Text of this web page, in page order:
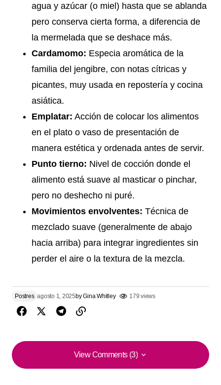
agua y azúcar (o miel) hasta que se ablanda
pero conserva cierta forma, a diferencia de
la mermelada que se deshace más.
Cardamomo: Especia aromática de la
familia del jengibre, con notas cítricas y
picantes, muy usada en repostería y cocina
asiática.
Emplatar: Acción de colocar los alimentos
en el plato o vaso de presentación de
manera estética y ordenada antes de servir.
Punto tierno: Nivel de cocción donde el
alimento está suave al masticar o pinchar,
pero no deshecho ni puré.
Movimientos envolventes: Técnica de
mezclado suave (generalmente de abajo
hacia arriba) para integrar ingredientes sin
perder el aire o la textura de la mezcla.
Postres agosto 1, 2025byGina Whitley 179 views
View Comments (3)
View Comments (3)